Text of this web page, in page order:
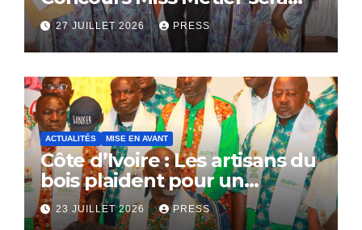
bientôt lance.
27 JUILLET 2026 PRESS
ACTUALITÉS MISE EN AVANT
Côte d’Ivoire : Les artisans du
bois plaident pour un
dialogue national
23 JUILLET 2026 PRESS